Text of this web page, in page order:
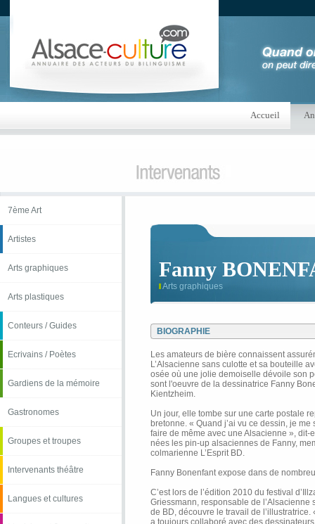
Accueil
7ème Art
Artistes
Arts graphiques
Arts plastiques
Conteurs / Guides
Ecrivains / Poètes
Gardiens de la mémoire
Gastronomes
Groupes et troupes
Intervenants théâtre
Langues et cultures
Fanny
Arts graphiques
BIOGRAPHIE
Les amateurs de bière connaissent
L’Alsacienne sans culotte et sa bouteille
osée où une jolie demoiselle dévoile son
sont l'oeuvre de la dessinatrice Fanny
Kientzheim.
Un jour, elle tombe sur une carte postale
bretonne. « Quand j’ai vu ce dessin, je me
faire de même avec une Alsacienne », dit-
nées les pin-up alsaciennes de Fanny,
colmarienne L’Esprit BD.
Fanny Bonenfant expose dans de
C’est lors de l’édition 2010 du festival
Griessmann, responsable de l’Alsacienne
de BD, découvre le travail de l’illustratrice.
a toujours collaboré avec des